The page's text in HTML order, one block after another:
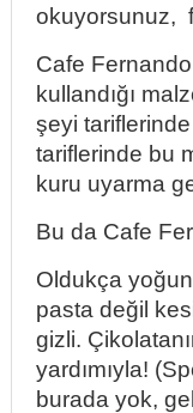
okuyorsunuz,
Cafe
kullandığı
şeyi
tariflerinde bu
kuru uyarma
Bu da Cafe
Oldukça
pasta değil
gizli.
yardımıyla!
burada yok,